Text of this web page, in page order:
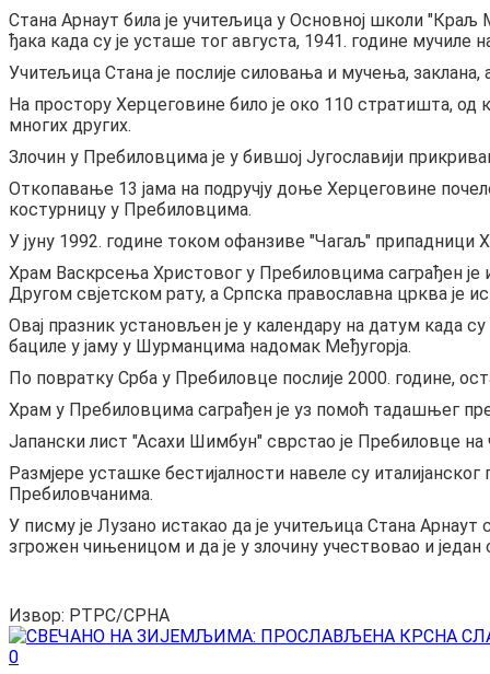
Стана Арнаут била је учитељица у Основној школи
ђака када су је усташе тог августа, 1941. године
Учитељица Стана је послије силовања и мучења,
На простору Херцеговине било је око 110 стратишта,
многих других.
Злочин у Пребиловцима је у бившој Југославији
Откопавање 13 јама на подручју доње Херцеговине
костурницу у Пребиловцима.
У јуну 1992. године током офанзиве "Чагаљ"
Храм Васкрсења Христовог у Пребиловцима саграђен је
Другом свјетском рату, а Српска православна црква је
Овај празник установљен је у календару на датум када
бациле у јаму у Шурманцима надомак Међугорја.
По повратку Срба у Пребиловце послије 2000. године,
Храм у Пребиловцима саграђен је уз помоћ тадашњег
Јапански лист "Асахи Шимбун" сврстао је Пребиловце на
Размјере усташке бестијалности навеле су
Пребиловчанима.
У писму је Лузано истакао да је учитељица Стана
згрожен чињеницом и да је у злочину учествовао и
Извор: РТРС/СРНА
0